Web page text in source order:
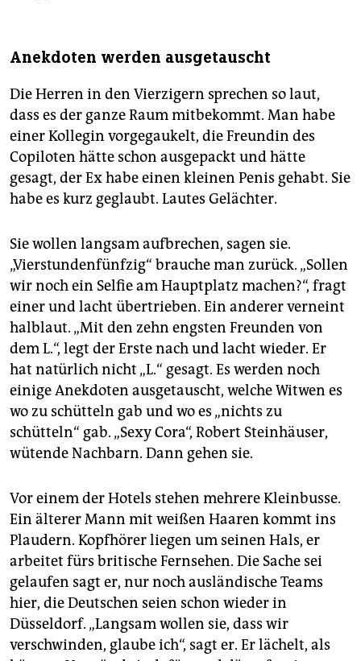
Anekdoten werden ausgetauscht
Die Herren in den Vierzigern sprechen so laut,
dass es der ganze Raum mitbekommt. Man habe
einer Kollegin vorgegaukelt, die Freundin des
Copiloten hätte schon ausgepackt und hätte
gesagt, der Ex habe einen kleinen Penis gehabt. Sie
habe es kurz geglaubt. Lautes Gelächter.
Sie wollen langsam aufbrechen, sagen sie.
„Vierstundenfünfzig“ brauche man zurück. „Sollen
wir noch ein Selfie am Hauptplatz machen?“, fragt
einer und lacht übertrieben. Ein anderer verneint
halblaut. „Mit den zehn engsten Freunden von
dem L.“, legt der Erste nach und lacht wieder. Er
hat natürlich nicht „L.“ gesagt. Es werden noch
einige Anekdoten ausgetauscht, welche Witwen es
wo zu schütteln gab und wo es „nichts zu
schütteln“ gab. „Sexy Cora“, Robert Steinhäuser,
wütende Nachbarn. Dann gehen sie.
Vor einem der Hotels stehen mehrere Kleinbusse.
Ein älterer Mann mit weißen Haaren kommt ins
Plaudern. Kopfhörer liegen um seinen Hals, er
arbeitet fürs britische Fernsehen. Die Sache sei
gelaufen sagt er, nur noch ausländische Teams
hier, die Deutschen seien schon wieder in
Düsseldorf. „Langsam wollen sie, dass wir
verschwinden, glaube ich“, sagt er. Er lächelt, als